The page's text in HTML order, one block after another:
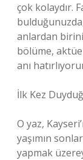
çok kolaydır.
anlardan
bölüme,
anı
İlk Kez
O yaz,
yaşımın
yapmak